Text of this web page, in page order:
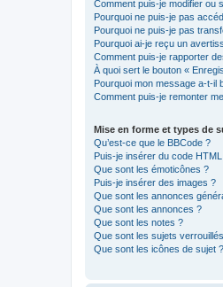
Comment puis-je modifier ou
Pourquoi ne puis-je pas
Pourquoi ne puis-je pas
Pourquoi ai-je reçu un
Comment puis-je rapporter
À quoi sert le bouton «
Pourquoi mon message a-t-il
Comment puis-je remonter
Mise en forme et types de
Qu’est-ce que le BBCode ?
Puis-je insérer du code
Que sont les émoticônes ?
Puis-je insérer des images ?
Que sont les annonces
Que sont les annonces ?
Que sont les notes ?
Que sont les sujets
Que sont les icônes de sujet ?